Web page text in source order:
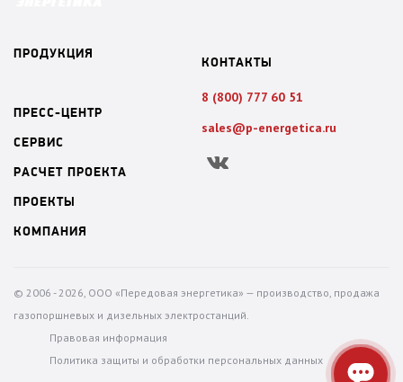
ПРОДУКЦИЯ
ПРЕСС-ЦЕНТР
СЕРВИС
РАСЧЕТ ПРОЕКТА
ПРОЕКТЫ
КОМПАНИЯ
КОНТАКТЫ
8 (800) 777 60 51
sales@p-energetica.ru
© 2006 - 2026, ООО «Передовая энергетика» — производство, продажа
газопоршневых и дизельных электростанций.
Правовая информация
Политика защиты и обработки персональных данных